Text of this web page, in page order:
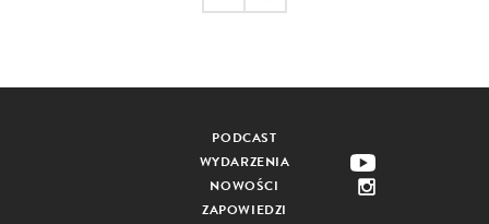
PODCAST
WYDARZENIA
NOWOŚCI
ZAPOWIEDZI